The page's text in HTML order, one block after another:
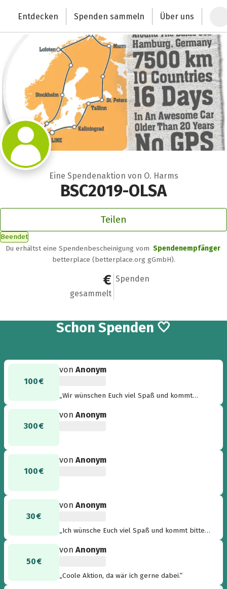
Deutschlands größte Spendenplattform
Entdecken Spenden sammeln Über uns
Eine Spendenaktion von O. Harms
BSC2019-OLSA
Teilen
Beendet
Du erhältst eine Spendenbescheinigung vom Spendenempfänger
betterplace (betterplace.org gGmbH).
1.000 €
gesammelt
17
Spenden
Schon 17
Spenden 🤍
100 €
vonAnonym
„Wir wünschen Euch viel Spaß und kommt
300 €
vonAnonym
100 €
vonAnonym
30 €
vonAnonym
„Ich wünsche Euch viel Spaß und kommt bitte
50 €
vonAnonym
„Coole Aktion, da wär ich gerne dabei.“